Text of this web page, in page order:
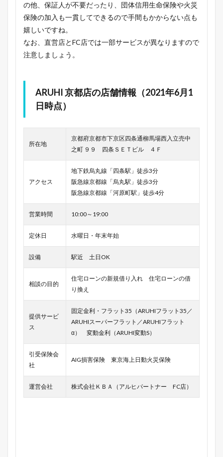
の他、保証人が不要だったり、団体信用生命保険や火災
保険の加入も一貫してできるので手間もかからない点も
嬉しいですね。
なお、直営店とFC店では一部サービスが異なりますので
注意しましょう。
ARUHI 京都店の店舗情報（2021年6月1
日時点）
所在地
京都府京都市下京区四条通柳馬場西入立売中
之町 ９９ 四条ＳＥＴビル ４Ｆ
アクセス
地下鉄烏丸線「四条駅」徒歩3分
阪急線京都線「烏丸駅」徒歩3分
阪急線京都線「河原町駅」徒歩4分
営業時間 10:00～19:00
定休日 水曜日・年末年始
設備 駅近 土日OK
相談の目的
住宅ローンの新規借り入れ 住宅ローンの借
り換え
提供サービ
ス
固定金利・フラット35（ARUHIフラット35／
ARUHIスーパーフラット／ARUHIフラット
α） 変動金利（ARUHI変動S）
引受保険会
社
AIG損害保険 東京海上日動火災保険
運営会社 株式会社ＫＢＡ（アルヒパートナー FC店）